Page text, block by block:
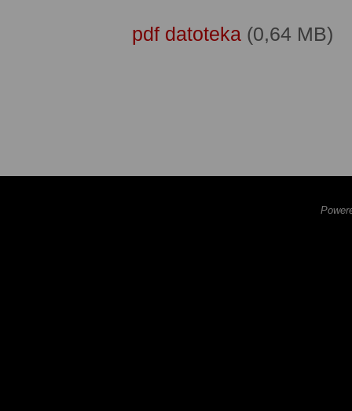
pdf datoteka (0,64 MB)